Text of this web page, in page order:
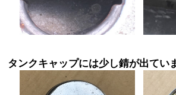
タンクキャップには少し錆が出てい